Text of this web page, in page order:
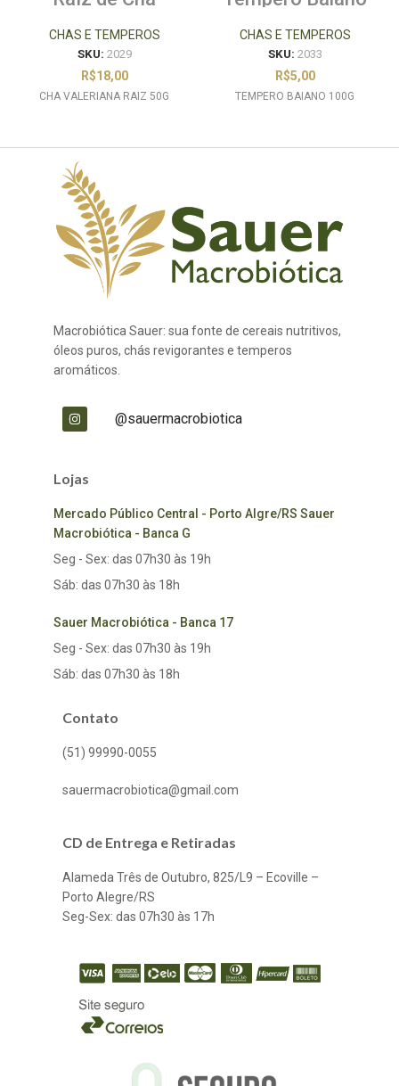
CHAS E TEMPEROS
SKU: 2029
R$18,00
CHA VALERIANA RAIZ 50G
CHAS E TEMPEROS
SKU: 2033
R$5,00
TEMPERO BAIANO 100G
Macrobiótica Sauer: sua fonte de cereais nutritivos,
óleos puros, chás revigorantes e temperos
aromáticos.
@sauermacrobiotica
Lojas
Mercado Público Central - Porto Algre/RS Sauer
Macrobiótica - Banca G
Seg - Sex: das 07h30 às 19h
Sáb: das 07h30 às 18h
Sauer Macrobiótica - Banca 17
Seg - Sex: das 07h30 às 19h
Sáb: das 07h30 às 18h
Contato
(51) 99990-0055
sauermacrobiotica@gmail.com
CD de Entrega e Retiradas
Alameda Três de Outubro, 825/L9 – Ecoville –
Porto Alegre/RS
Seg-Sex: das 07h30 às 17h